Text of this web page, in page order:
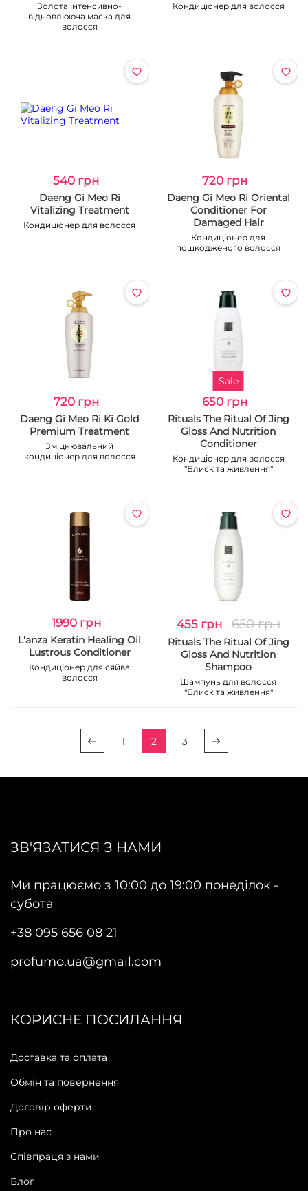
Золота інтенсивно-
відновлююча маска для
волосся
Кондиціонер для волосся
540 грн
Daeng Gi Meo Ri
Vitalizing Treatment
Кондиціонер для волосся
720 грн
Daeng Gi Meo Ri Oriental
Conditioner For
Damaged Hair
Кондиціонер для
пошкодженого волосся
720 грн
Daeng Gi Meo Ri Ki Gold
Premium Treatment
Зміцнювальний
кондиціонер для волосся
Sale
650 грн
Rituals The Ritual Of Jing
Gloss And Nutrition
Conditioner
Кондиціонер для волосся
"Блиск та живлення"
1990 грн
L'anza Keratin Healing Oil
Lustrous Conditioner
Кондиціонер для сяйва
волосся
455 грн 650 грн
Rituals The Ritual Of Jing
Gloss And Nutrition
Shampoo
Шампунь для волосся
"Блиск та живлення"
1 2 3
ЗВ'ЯЗАТИСЯ З НАМИ
Ми працюємо з 10:00 до 19:00 понеділок -
субота
+38 095 656 08 21
profumo.ua@gmail.com
КОРИСНЕ ПОСИЛАННЯ
Доставка та оплата
Обмін та повернення
Договір оферти
Про нас
Співпраця з нами
Блог